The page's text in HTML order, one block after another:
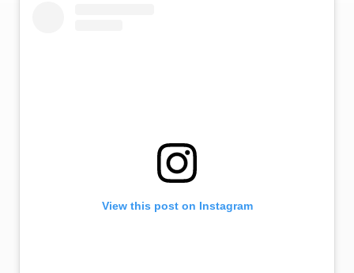
View this post on Instagram